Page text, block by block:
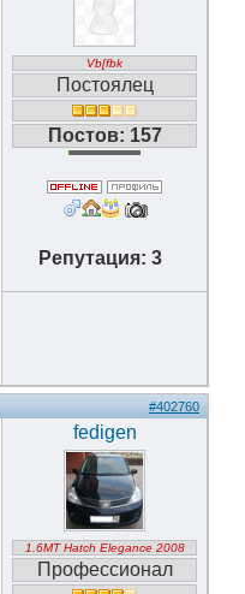
Vb[fbk
Постоялец
Постов: 157
Репутация: 3
#402760
fedigen
1.6MT Hatch Elegance 2008
Профессионал